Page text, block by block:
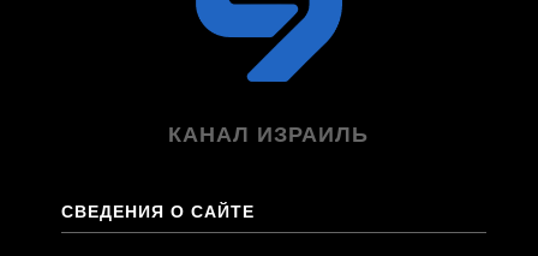
КАНАЛ ИЗРАИЛЬ
СВЕДЕНИЯ О САЙТЕ